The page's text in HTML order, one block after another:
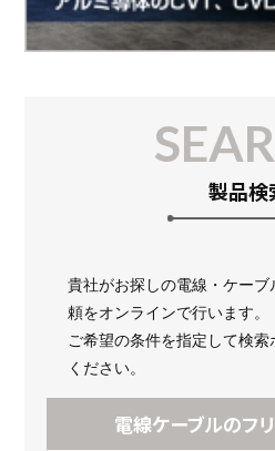
製品検
貴社がお探しの電線・ケー
頼をオンラインで行います。
ご希望の条件を指定して検
ください。
電線ケーブルのフ